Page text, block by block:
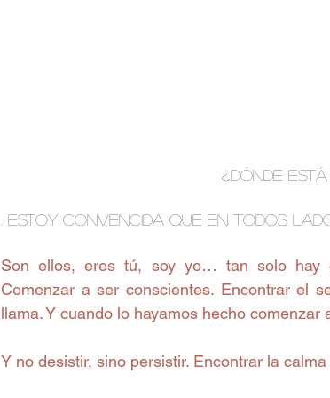
¿dÓNDE
. Estoy convencida QUE EN TODOS
Son ellos, eres tú, soy yo… tan solo hay
Comenzar a ser conscientes. Encontrar el
llama. Y cuando lo hayamos hecho comenzar
Y no desistir, sino persistir. Encontrar la